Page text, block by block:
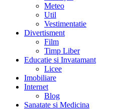
Meteo
Util
Vestimentatie
Divertisment
Film
Timp Liber
Educatie si Invatamant
Licee
Imobiliare
Internet
Blog
Sanatate si Medicina